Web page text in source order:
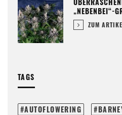
„NEBENBEI“-
ZUM
TAGS
AUTOFLOWERING